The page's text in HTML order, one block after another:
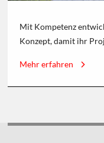
Mit Kompetenz
Konzept, damit ihr
Mehr erfahren